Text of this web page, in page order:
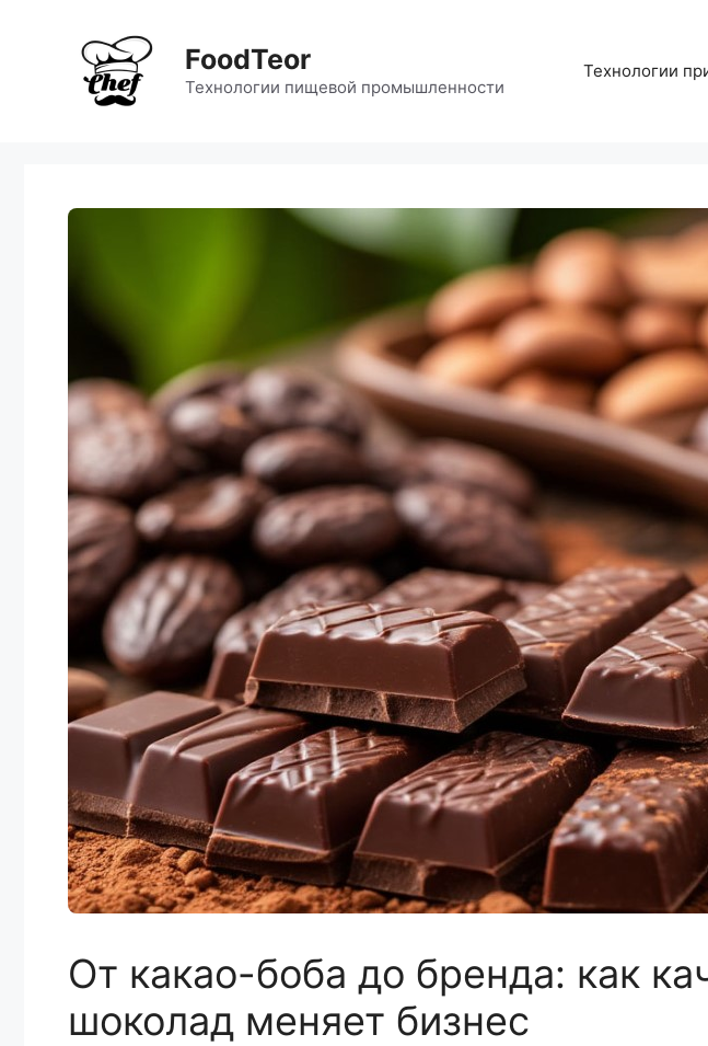
содержимому
FoodTeor
Технологии пищевой промышленности
Технологии
От какао-боба до бренда: как
шоколад меняет бизнес